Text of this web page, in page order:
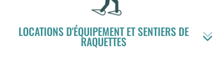
LOCATIONS D'ÉQUIPEMENT ET SENTIERS DE
RAQUETTES